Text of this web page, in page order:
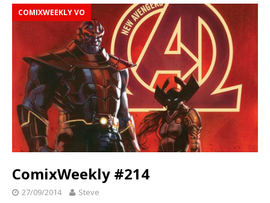
COMIXWEEKLY VO
ComixWeekly #214
27/09/2014 Steve